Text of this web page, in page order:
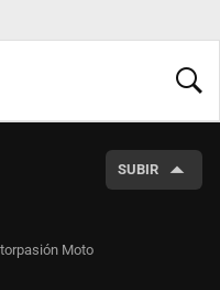
SUBIR
Moto